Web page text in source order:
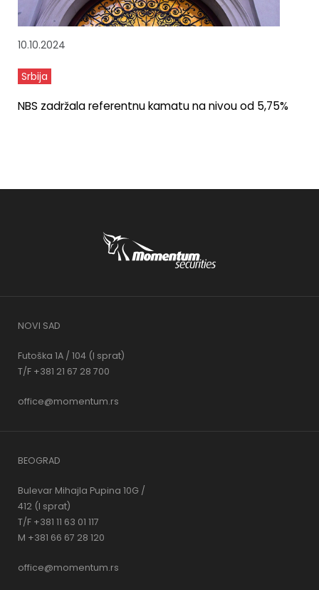
10.10.2024
Srbija
NBS zadržala referentnu kamatu na nivou od 5,75%
NOVI SAD
Futoška 1A / 104 (I sprat)
T/F +381 21 67 28 700
office@momentum.rs
BEOGRAD
Bulevar Mihajla Pupina 10G /
412 (I sprat)
T/F +381 11 63 01 117
M +381 66 67 28 120
office@momentum.rs